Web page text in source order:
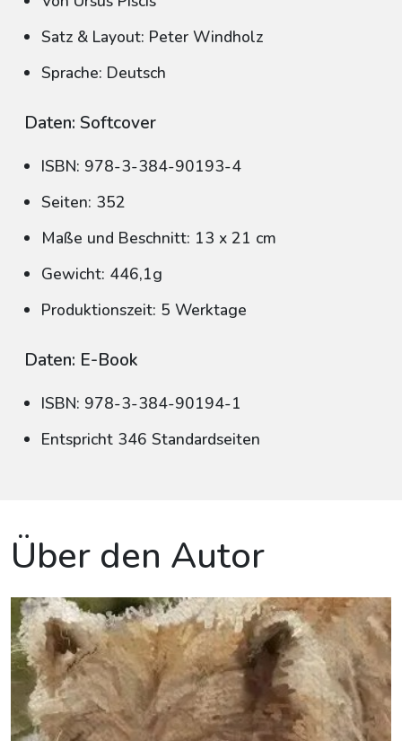
Satz & Layout: Peter Windholz
Sprache: Deutsch
Daten: Softcover
ISBN: 978-3-384-90193-4
Seiten: 352
Maße und Beschnitt: 13 x 21 cm
Gewicht: 446,1g
Produktionszeit: 5 Werktage
Daten: E-Book
ISBN: 978-3-384-90194-1
Entspricht 346 Standardseiten
Über den Autor